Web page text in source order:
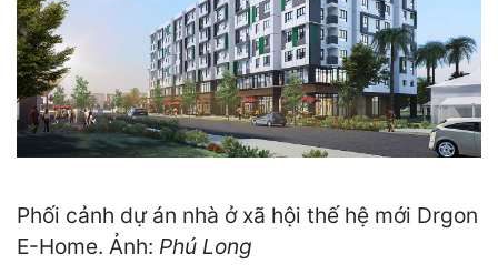
Phối cảnh dự án nhà ở xã hội thế hệ mới Drgon
E-Home. Ảnh: Phú Long